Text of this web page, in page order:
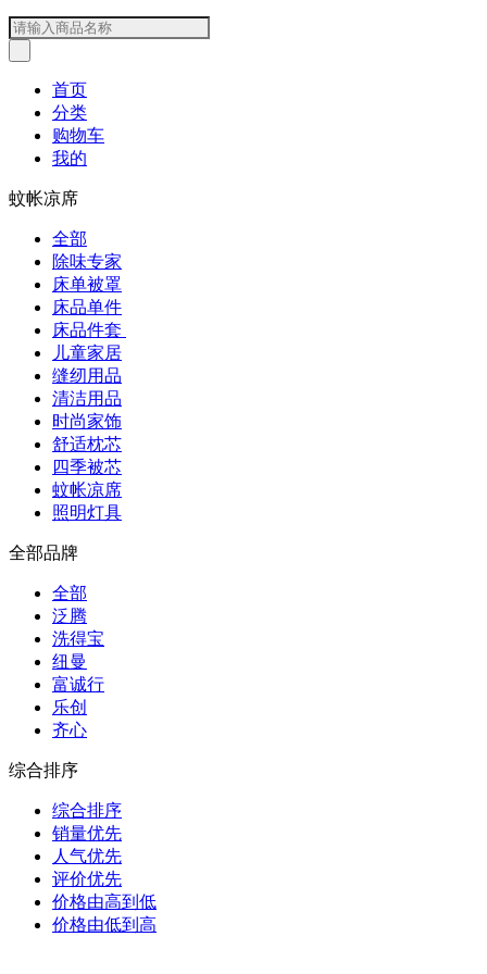
首页
分类
购物车
我的
蚊帐凉席
全部
除味专家
床单被罩
床品单件
床品件套
儿童家居
缝纫用品
清洁用品
时尚家饰
舒适枕芯
四季被芯
蚊帐凉席
照明灯具
全部品牌
全部
泛腾
洗得宝
纽曼
富诚行
乐创
齐心
综合排序
综合排序
销量优先
人气优先
评价优先
价格由高到低
价格由低到高